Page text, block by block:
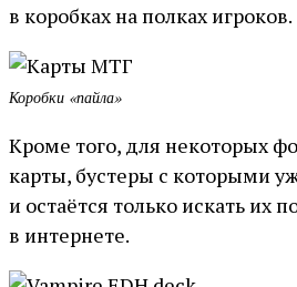
в коробках на полках игроков.
Коробки «пайла»
Кроме того, для некоторых
карты, бустеры с которыми
и остаётся только искать их
в интернете.